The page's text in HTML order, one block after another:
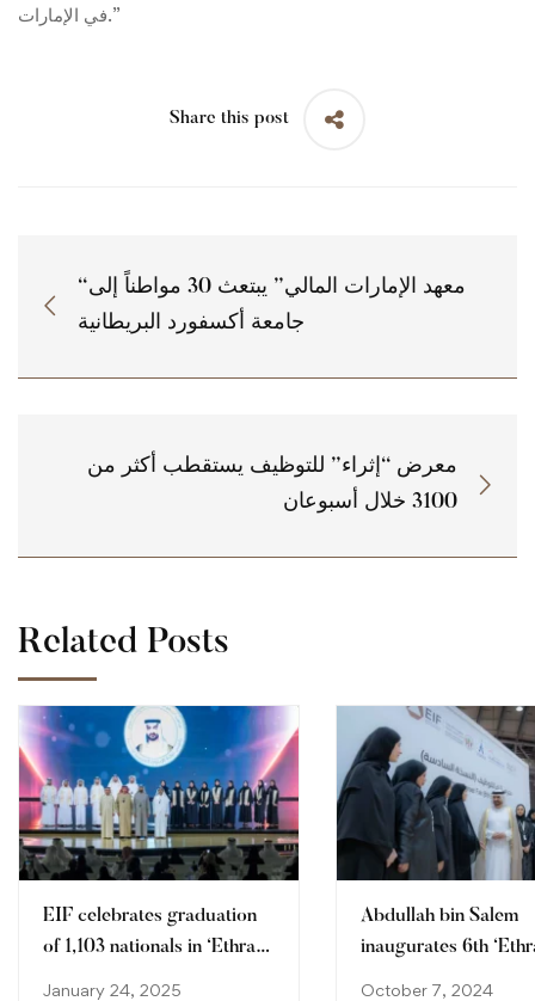
في الإمارات.”
Share this post
“معهد الإمارات المالي” يبتعث 30 مواطناً إلى
جامعة أكسفورد البريطانية
معرض “إثراء” للتوظيف يستقطب أكثر من
3100 خلال أسبوعان
Related Posts
EIF celebrates graduation
of 1,103 nationals in ‘Ethraa’
January 24, 2025
Abdullah bin Salem
inaugurates 6th
October 7, 2024